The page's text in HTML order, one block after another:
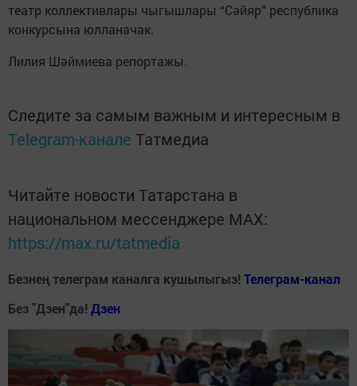
театр коллективлары чыгышлары “Сәйяр” республика
конкурсына юлланачак.
Лилия Шәймиева репортажы.
Следите за самым важным и интересным в
Telegram-канале Татмедиа
Читайте новости Татарстана в
национальном мессенджере MАХ:
https://max.ru/tatmedia
Безнең телеграм каналга кушылыгыз! Телеграм-канал
Без "Дзен"да! Дзен